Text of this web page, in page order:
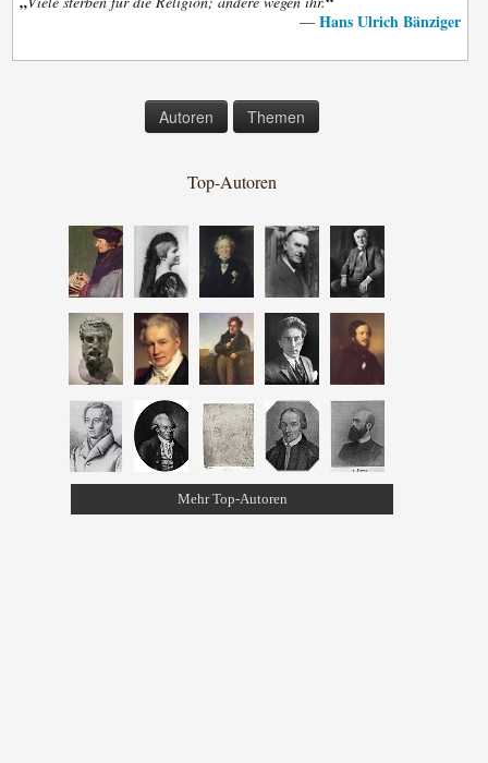
— Hans Ulrich Bänziger
Autoren Themen
Top-Autoren
Mehr Top-Autoren